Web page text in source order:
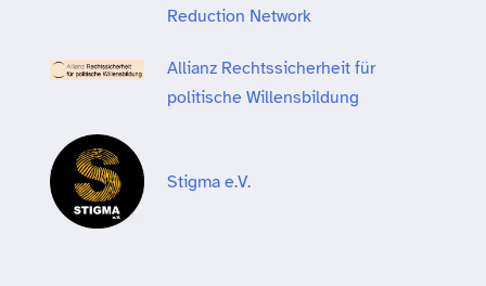
Reduction Network
Allianz Rechtssicherheit für
politische Willensbildung
Stigma e.V.